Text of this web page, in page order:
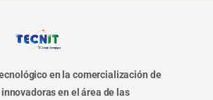
en la comercialización de
en el área de las